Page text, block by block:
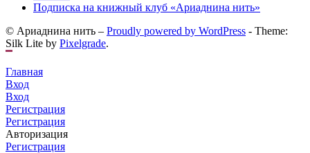
Подписка на книжный клуб «Ариаднина нить»
© Ариаднина нить – Proudly powered by WordPress - Theme:
Silk Lite by Pixelgrade.
Главная
Вход
Вход
Регистрация
Регистрация
Авторизация
Регистрация